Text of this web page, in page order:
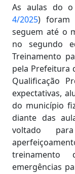
As aulas do
4/2025) foram
seguem até o
no segundo
Treinamento
pela Prefeitura
Qualificação
expectativas,
do município
diante das
voltado
emergências